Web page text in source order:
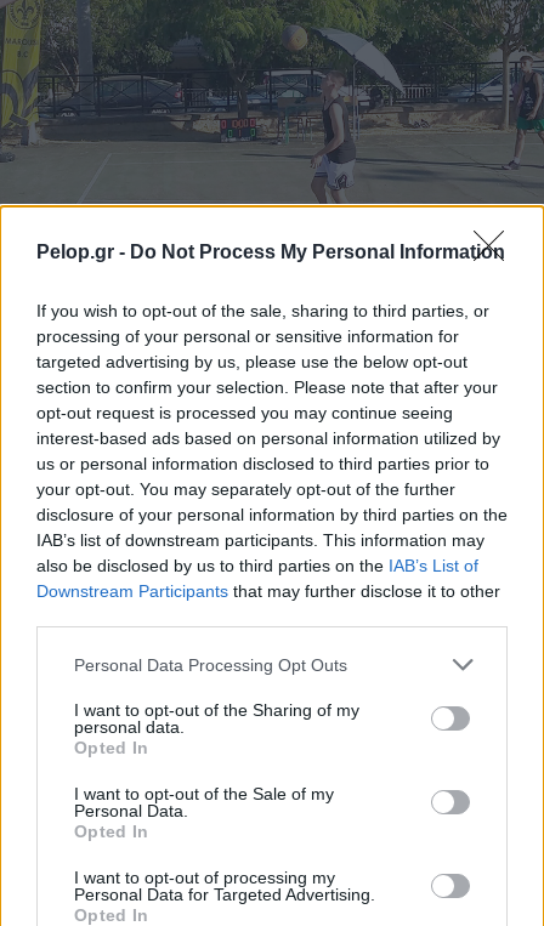
Pelop.gr - Do Not Process My Personal Information
If you wish to opt-out of the sale, sharing to third parties, or
processing of your personal or sensitive information for
targeted advertising by us, please use the below opt-out
section to confirm your selection. Please note that after your
opt-out request is processed you may continue seeing
interest-based ads based on personal information utilized by
us or personal information disclosed to third parties prior to
your opt-out. You may separately opt-out of the further
disclosure of your personal information by third parties on the
IAB’s list of downstream participants. This information may
also be disclosed by us to third parties on the IAB’s List of
Downstream Participants that may further disclose it to other
Please note that this website/app uses one or more Google
not limited to your visit or usage behaviour. You may click to
grant or deny consent to Google and its third-party tags to
use your data for below specified purposes in below Google
consent section.
Personal Data Processing Opt Outs
I want to opt-out of the Sharing of my
personal data.
Opted In
I want to opt-out of the Sale of my
Personal Data.
Opted In
I want to opt-out of processing my
Personal Data for Targeted Advertising.
Opted In
Το 5ο Τουρνουά 3on3 στην Ακράτα – Παρών ο Γιώργος
Καραμέρος ΦΩΤΟ
Frozen yogurt ή παγωτό; Ποιο είναι τελικά πιο υγιεινό